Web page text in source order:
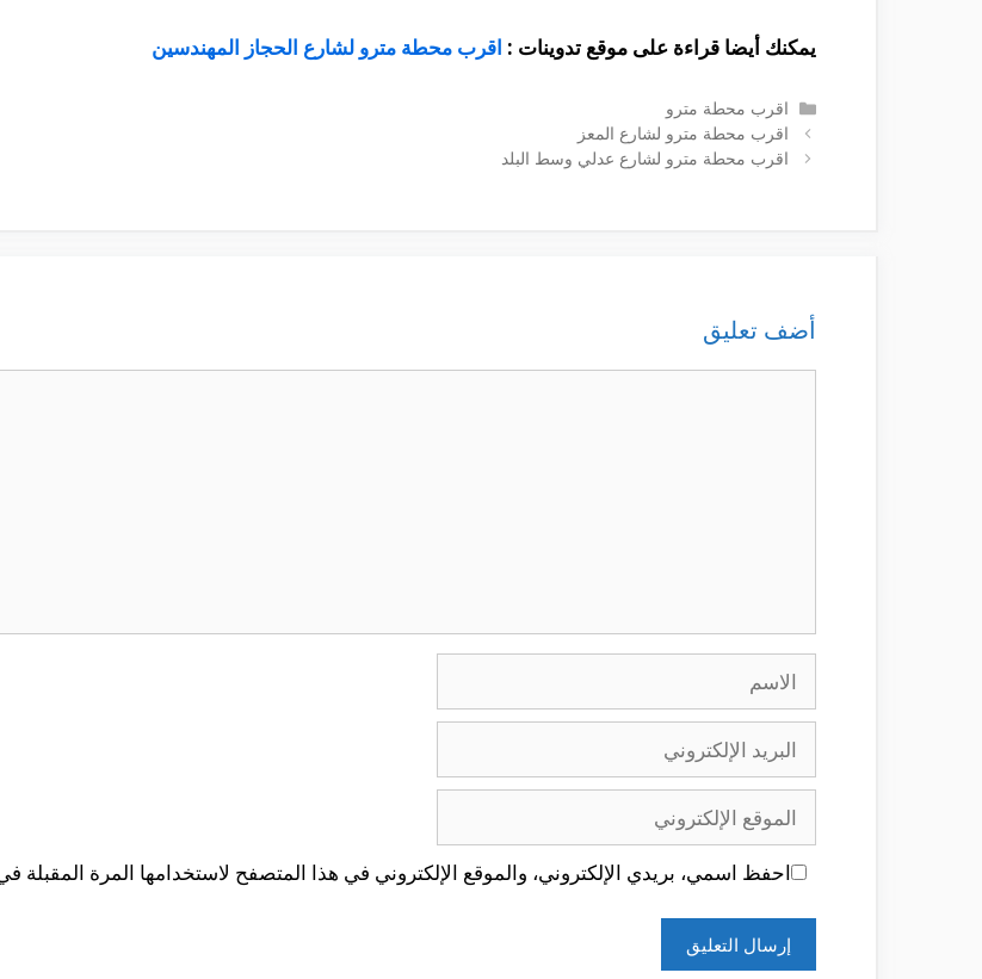
يمكنك أيضا قراءة على موقع تدوينات : اقرب محطة مترو لشارع الحجاز المهندسين
التصنيفات
اقرب محطة مترو
اقرب محطة مترو لشارع المعز
اقرب محطة مترو لشارع عدلي وسط البلد
أضف تعليق
الاسم
البريد
الإلكتروني
الموقع
الإلكتروني
احفظ اسمي، بريدي الإلكتروني، والموقع الإلكتروني في هذا المتصفح لاستخدامها المرة المقبلة